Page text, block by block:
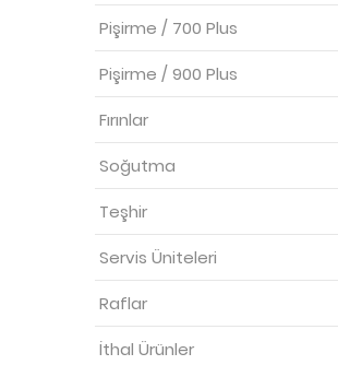
Pişirme / 700 Plus
Pişirme / 900 Plus
Fırınlar
Soğutma
Teşhir
Servis Üniteleri
Raflar
İthal Ürünler